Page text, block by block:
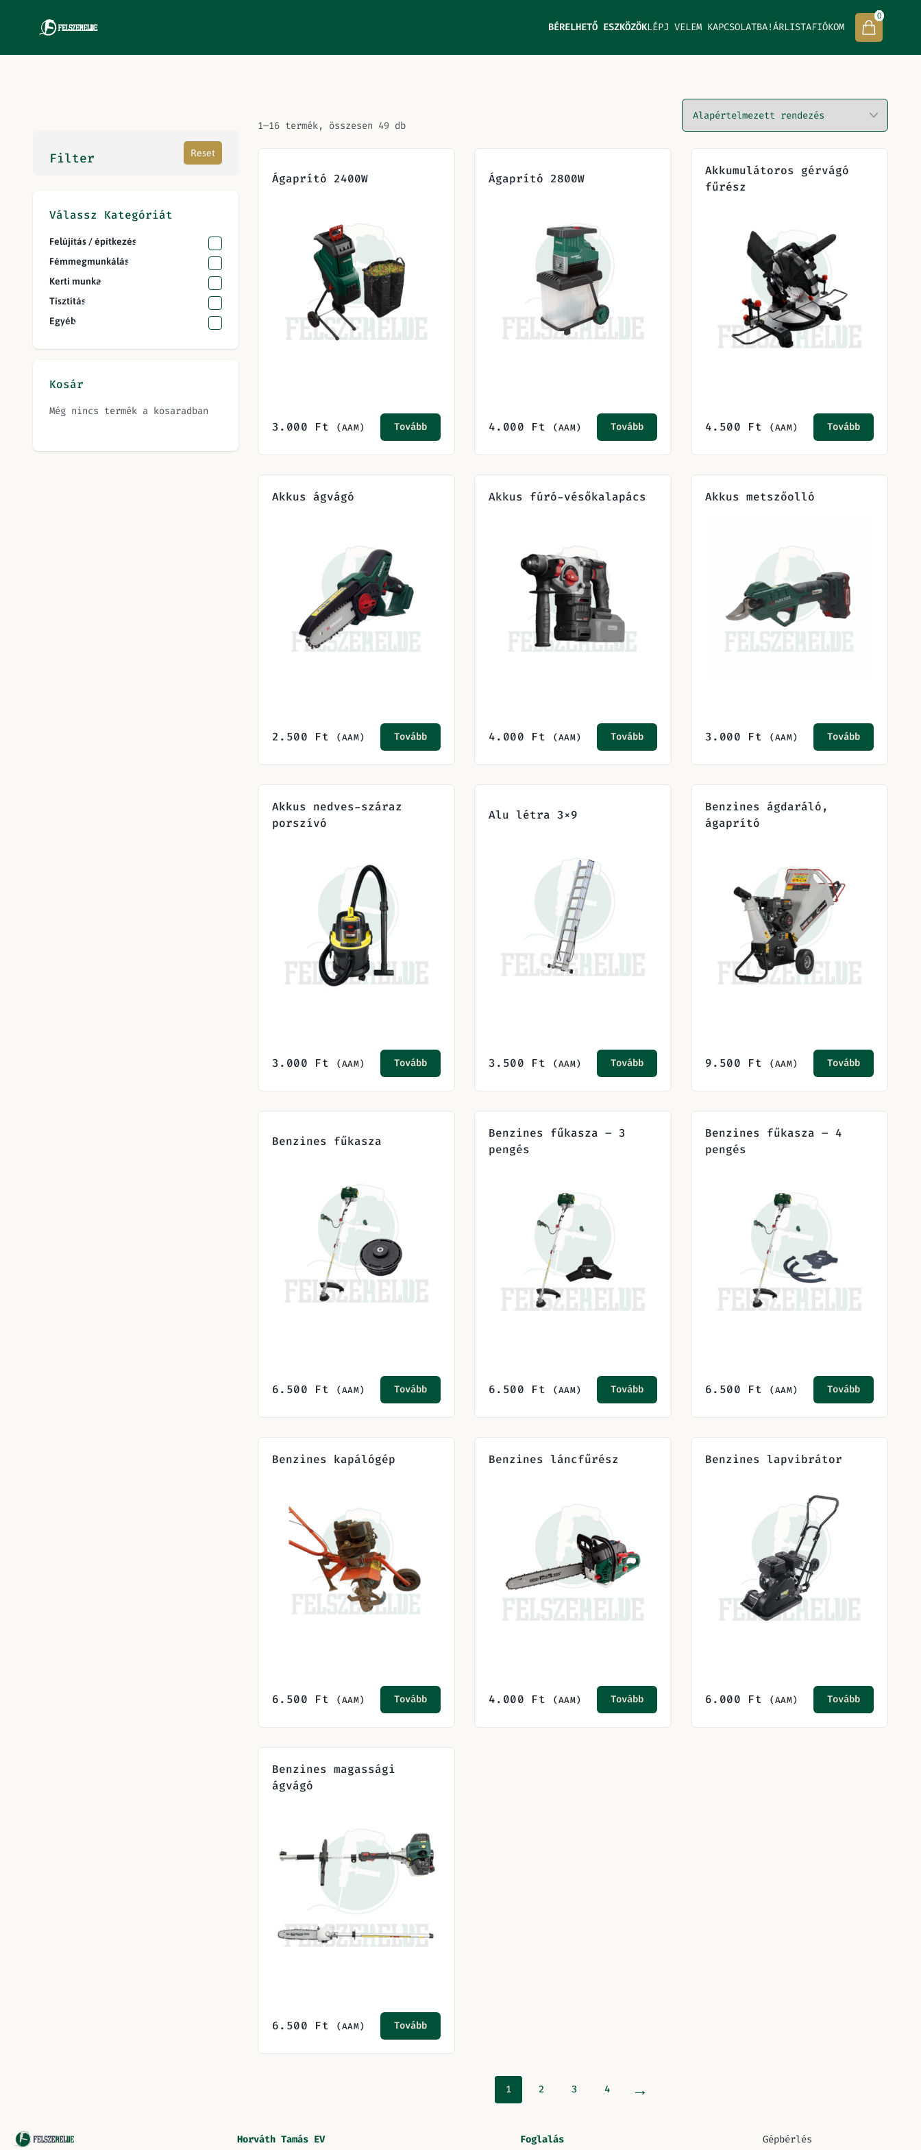
BÉRELHETŐ ESZKÖZÖKLÉPJ VELEM KAPCSOLATBA!ÁRLISTAFIÓKOM
0
Filter Reset
Válassz Kategóriát
Felújítás / építkezés
Fémmegmunkálás
Kerti munka
Tisztítás
Egyéb
Kosár
Még nincs termék a kosaradban
1–16 termék, összesen 49 db
Ágaprító 2400W
3.000 Ft (AAM) Tovább
Ágaprító 2800W
4.000 Ft (AAM) Tovább
Akkumulátoros gérvágó
fűrész
4.500 Ft (AAM) Tovább
Akkus ágvágó
2.500 Ft (AAM) Tovább
Akkus fúró-vésőkalapács
4.000 Ft (AAM) Tovább
Akkus metszőolló
3.000 Ft (AAM) Tovább
Akkus nedves-száraz
porszívó
3.000 Ft (AAM) Tovább
Alu létra 3×9
3.500 Ft (AAM) Tovább
Benzines ágdaráló,
ágaprító
9.500 Ft (AAM) Tovább
Benzines fűkasza
6.500 Ft (AAM) Tovább
Benzines fűkasza – 3
pengés
6.500 Ft (AAM) Tovább
Benzines fűkasza – 4
pengés
6.500 Ft (AAM) Tovább
Benzines kapálógép
6.500 Ft (AAM) Tovább
Benzines láncfűrész
4.000 Ft (AAM) Tovább
Benzines lapvibrátor
6.000 Ft (AAM) Tovább
Benzines magassági
ágvágó
6.500 Ft (AAM) Tovább
1 2 3 4 →
Horváth Tamás EV Foglalás Gépbérlés